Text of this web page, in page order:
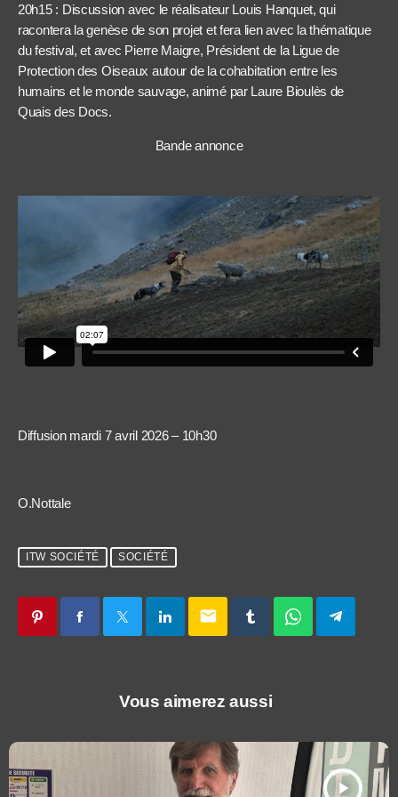
20h15 : Discussion avec le réalisateur Louis Hanquet, qui
racontera la genèse de son projet et fera lien avec la thématique
du festival, et avec Pierre Maigre, Président de la Ligue de
Protection des Oiseaux autour de la cohabitation entre les
humains et le monde sauvage, animé par Laure Bioulès de
Quais des Docs.
Bande annonce
Diffusion mardi 7 avril 2026 – 10h30
O.Nottale
ITW SOCIÉTÉ SOCIÉTÉ
email
Vous aimerez aussi
play_arrow